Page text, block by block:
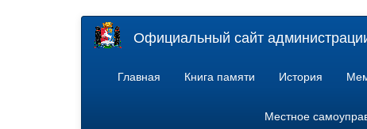
Официальный сайт
Главная Книга памяти История
Местное